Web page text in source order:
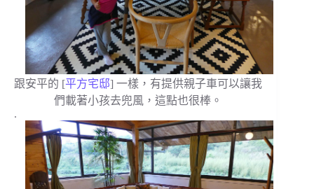
跟安平的 [平方宅邸] 一樣，有提供親子車可以讓我
們載著小孩去兜風，這點也很棒。
.